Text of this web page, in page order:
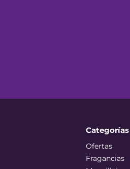
Categorías
Ofertas
Fragancias